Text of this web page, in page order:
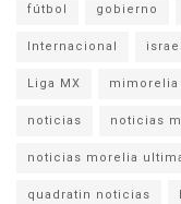
fútbol gobierno
Internacional israel
Liga MX
noticias noticias
noticias morelia
quadratin noticias